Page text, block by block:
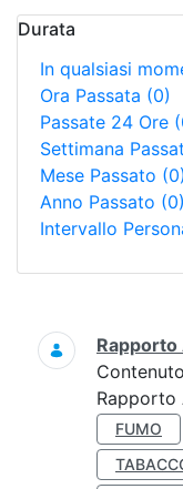
Durata
In qualsiasi
Ora Passata (0)
Passate 24 Ore
Settimana
Mese Passato (0)
Anno Passato (0)
Intervallo
Ricerca
Rapporto
Rapporto
FUMO